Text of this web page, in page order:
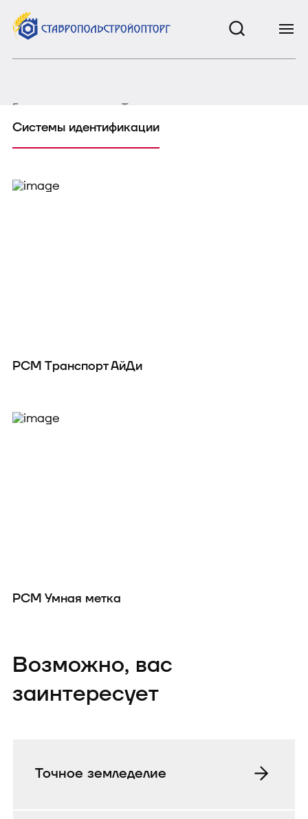
Главная страница Точное земледелие
Системы идентификации
Системы идентификации
РСМ Транспорт АйДи
РСМ Умная метка
Возможно, вас
заинтересует
Точное земледелие